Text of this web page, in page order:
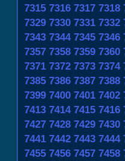
7315 7316 7317 7318
7329 7330 7331 7332
7343 7344 7345 7346
7357 7358 7359 7360
7371 7372 7373 7374
7385 7386 7387 7388
7399 7400 7401 7402
7413 7414 7415 7416
7427 7428 7429 7430
7441 7442 7443 7444
7455 7456 7457 7458